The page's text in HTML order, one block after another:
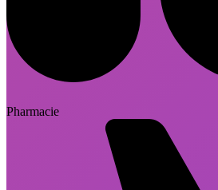
Pharmacie